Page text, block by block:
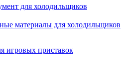
для холодильщиков
материалы для холодильщиков
игровых приставок